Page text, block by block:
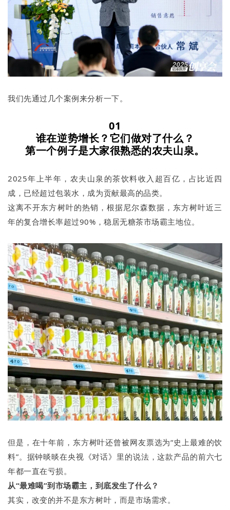
我们先通过几个案例来分析一下。
01
谁在逆势增长？它们做对了什么？
第一个例子是大家很熟悉的农夫山泉。
2025年上半年，农夫山泉的茶饮料收入超百亿，占比近四
成，已经超过包装水，成为贡献最高的品类。
这离不开东方树叶的热销，根据尼尔森数据，东方树叶近三
年的复合增长率超过90%，稳居无糖茶市场霸主地位。
但是，在十年前，东方树叶还曾被网友票选为“史上最难的饮
料”。据钟晱晱在央视《对话》里的说法，这款产品的前六七
年都一直在亏损。
从“最难喝”到市场霸主，到底发生了什么？
其实，改变的并不是东方树叶，而是市场需求。